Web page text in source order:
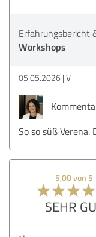
Erfahrungsbericht
Workshops
05.05.2026 V.
So so süß
5,00 von 5
SEHR